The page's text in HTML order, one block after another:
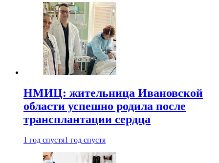
НМИЦ: жительница Ивановской
области успешно родила после
трансплантации сердца
1 год спустя1 год спустя